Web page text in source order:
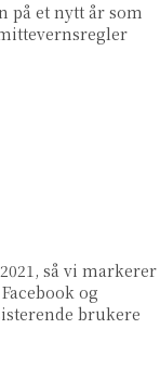
på et nytt år som
OM TILBUDET
så vi markerer
og
brukere